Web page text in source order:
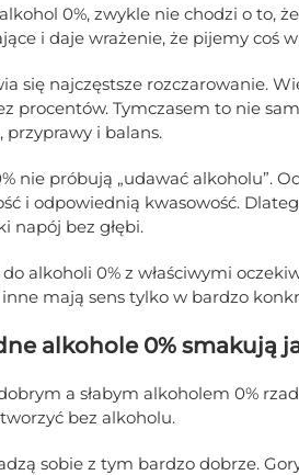
0%, zwykle nie chodzi o to,
i daje wrażenie, że pijemy coś
się najczęstsze rozczarowanie.
procentów. Tymczasem to nie
przyprawy i balans.
nie próbują „udawać alkoholu”.
i odpowiednią kwasowość.
napój bez głębi.
alkoholi 0% z właściwymi
mają sens tylko w bardzo
alkohole 0% smakują
a słabym alkoholem 0%
bez alkoholu.
sobie z tym bardzo dobrze.